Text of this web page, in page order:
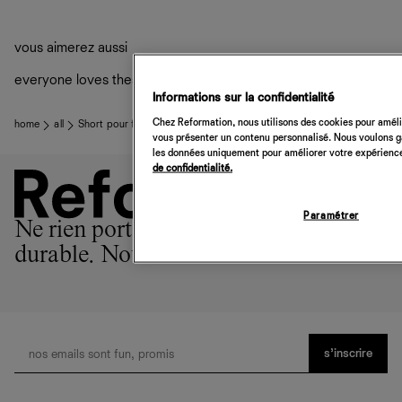
vous aimerez aussi
everyone loves these
home all Short pour femme Outdoor Everyday Patagonia
Ne rien porter est l'option la plus
durable. Nous sommes la 2ème.
s’inscrire
Informations sur la confidentialité
Chez Reformation, nous utilisons des cookies pour
vous présenter un contenu personnalisé. Nous
les données uniquement pour améliorer votre
de confidentialité.
Paramétrer